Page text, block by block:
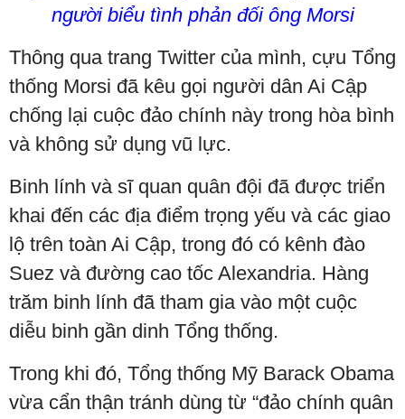
người biểu tình phản đối ông Morsi
Thông qua trang Twitter của mình, cựu Tổng
thống Morsi đã kêu gọi người dân Ai Cập
chống lại cuộc đảo chính này trong hòa bình
và không sử dụng vũ lực.
Binh lính và sĩ quan quân đội đã được triển
khai đến các địa điểm trọng yếu và các giao
lộ trên toàn Ai Cập, trong đó có kênh đào
Suez và đường cao tốc Alexandria. Hàng
trăm binh lính đã tham gia vào một cuộc
diễu binh gần dinh Tổng thống.
Trong khi đó, Tổng thống Mỹ Barack Obama
vừa cẩn thận tránh dùng từ “đảo chính quân